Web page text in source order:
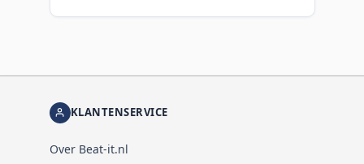
KLANTENSERVICE
Over Beat-it.nl